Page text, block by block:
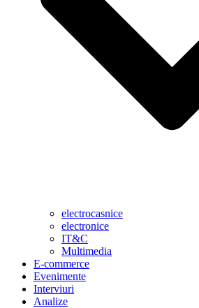
electrocasnice
electronice
IT&C
Multimedia
E-commerce
Evenimente
Interviuri
Analize